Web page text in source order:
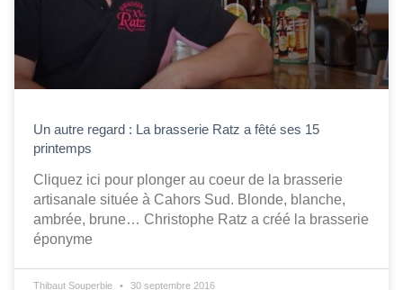
Un autre regard : La brasserie Ratz a fêté ses 15
printemps
Cliquez ici pour plonger au coeur de la brasserie
artisanale située à Cahors Sud. Blonde, blanche,
ambrée, brune… Christophe Ratz a créé la brasserie
éponyme
Thibaut Souperbie 30 septembre 2016